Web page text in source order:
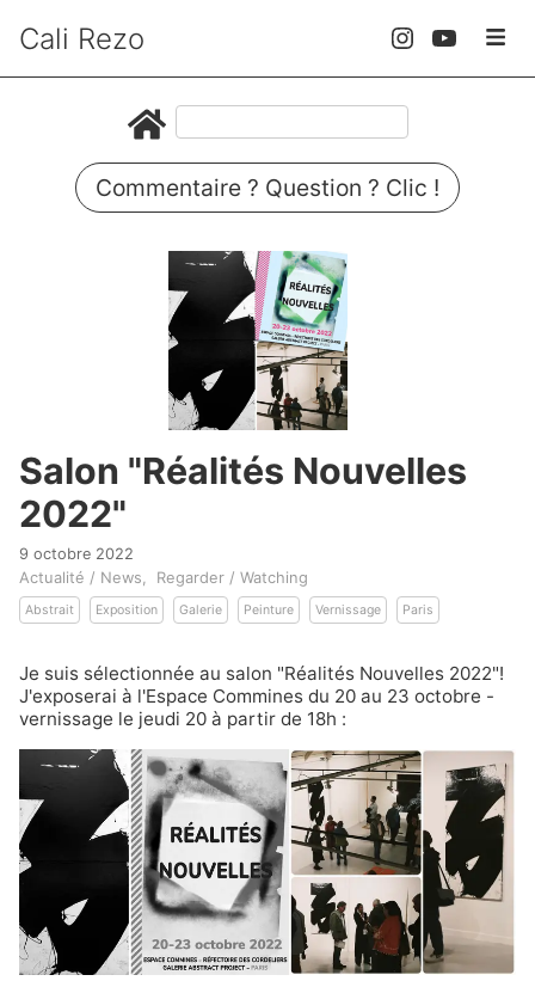
Cali Rezo
Commentaire ? Question ? Clic !
Salon "Réalités Nouvelles
2022"
9 octobre 2022
Actualité / News Regarder / Watching
Abstrait Exposition Galerie Peinture Vernissage Paris
Je suis sélectionnée au salon "Réalités Nouvelles 2022"!
J'exposerai à l'Espace Commines du 20 au 23 octobre -
vernissage le jeudi 20 à partir de 18h :